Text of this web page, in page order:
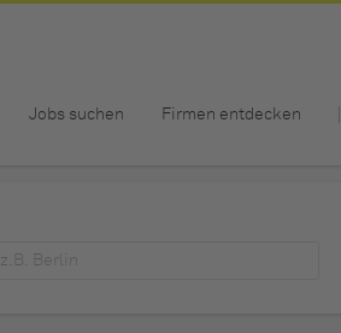
Jobs suchen Firmen entdecken